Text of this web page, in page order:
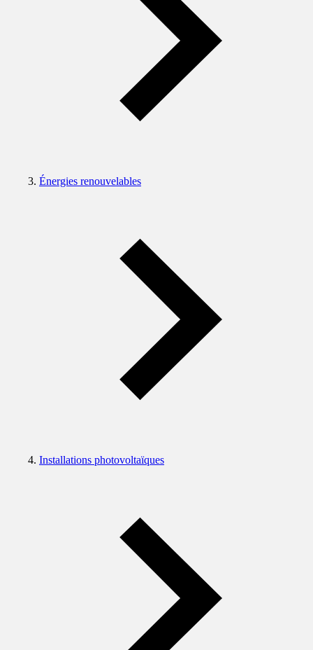
Énergies renouvelables
Installations photovoltaïques